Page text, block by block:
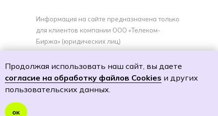
Информация на сайте предназначена только
для клиентов компании ООО «Телеком-
Биржа» (юридических лиц)
Политику обработки персональных данных
Согласие на обработку персональных данных
Согласие на получение специальных
Продолжая использовать наш сайт, вы даете
согласие на обработку файлов Cookies и других
пользовательских данных.
ок